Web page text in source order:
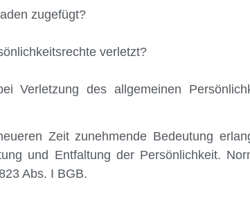
zugefügt?
verletzt?
Verletzung des allgemeinen
Zeit zunehmende Bedeutung
und Entfaltung der Persönlichkeit.
Abs. I BGB.